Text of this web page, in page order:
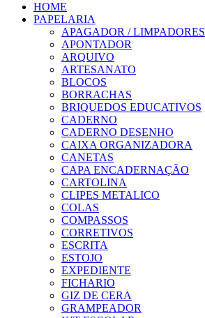
HOME
PAPELARIA
APAGADOR / LIMPADORES
APONTADOR
ARQUIVO
ARTESANATO
BLOCOS
BORRACHAS
BRIQUEDOS EDUCATIVOS
CADERNO
CADERNO DESENHO
CAIXA ORGANIZADORA
CANETAS
CAPA ENCADERNAÇÃO
CARTOLINA
CLIPES METALICO
COLAS
COMPASSOS
CORRETIVOS
ESCRITA
ESTOJO
EXPEDIENTE
FICHARIO
GIZ DE CERA
GRAMPEADOR